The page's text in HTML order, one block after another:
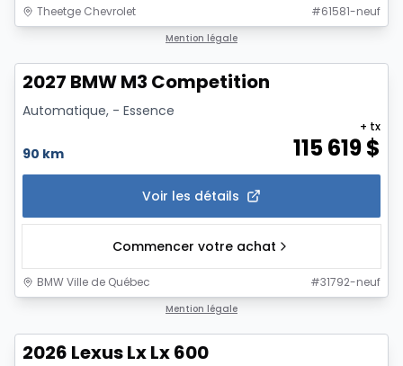
Theetge Chevrolet #61581-neuf
Mention légale
2027 BMW M3 Competition
Automatique, - Essence
90 km 115 619$
+ tx
Voir les détails
Commencer votre achat
BMW Ville de Québec #31792-neuf
Mention légale
2026 Lexus Lx Lx 600